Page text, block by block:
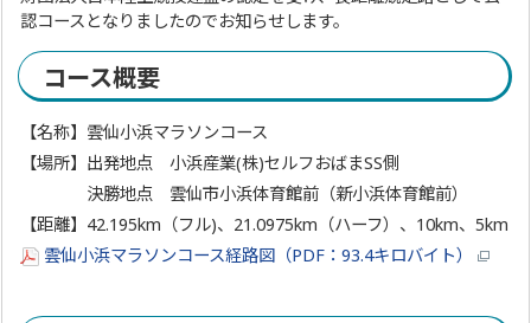
認コースとなりましたのでお知らせします。
コース概要
【名称】雲仙小浜マラソンコース
【場所】出発地点 小浜産業(株)セルフおばまSS側
決勝地点 雲仙市小浜体育館前（新小浜体育館前）
【距離】42.195km（フル)、21.0975km（ハーフ）、10km、5km
雲仙小浜マラソンコース経路図（PDF：93.4キロバイト）